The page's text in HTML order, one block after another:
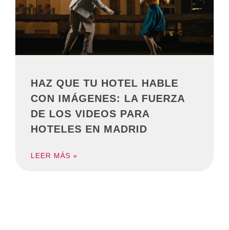
HAZ QUE TU HOTEL HABLE
CON IMÁGENES: LA FUERZA
DE LOS VIDEOS PARA
HOTELES EN MADRID
LEER MÁS »